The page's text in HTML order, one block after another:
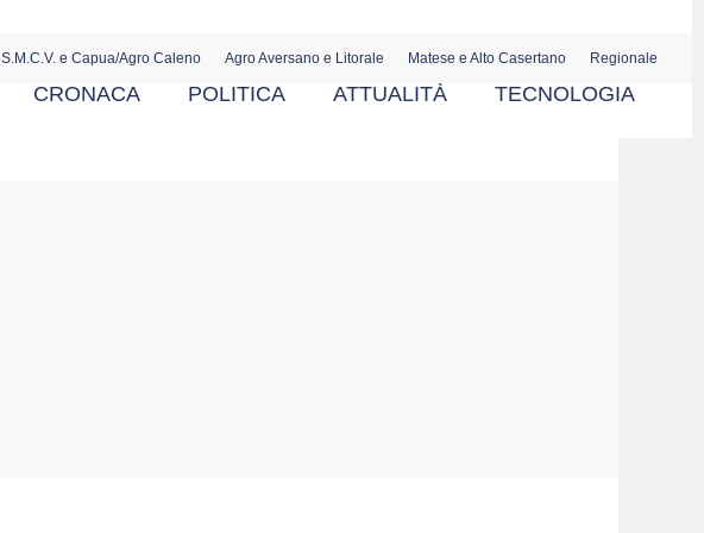
S.M.C.V. e Capua/Agro Caleno Agro Aversano e Litorale Matese e Alto Casertano Regionale
CRONACA POLITICA ATTUALITÀ TECNOLOGIA